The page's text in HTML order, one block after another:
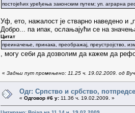
постојећих уређења законским путем; уп. аграрна
Уф, ето, нажалост је стварно наведено и
Добро... па ипак, ослањајући се на
Цитат
преиначење, принака, преображај, преустројство,
, могу себи да дозволим да кажем да
« Задњи пут промењено: 11.25 ч. 19.02.2009. од
Одг: Српство и србство,
« Одговор #6 у: 11.36 ч. 19.02.2009. »